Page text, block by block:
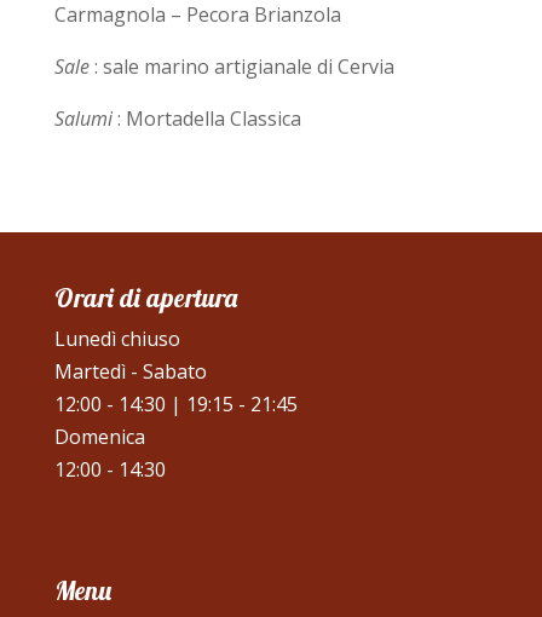
Carmagnola – Pecora Brianzola
Sale: sale marino artigianale di Cervia
Salumi: Mortadella Classica
Orari di apertura
Lunedì chiuso
Martedì - Sabato
12:00 - 14:30 | 19:15 - 21:45
Domenica
12:00 - 14:30
Menu